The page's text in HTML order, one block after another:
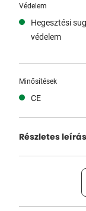
Védelem
Hegesztési
védelem
Minősítések
CE
Részletes leírás